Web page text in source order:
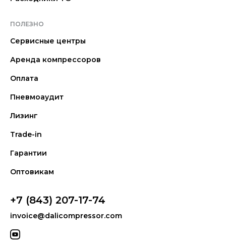
ПОЛЕЗНО
Сервисные центры
Аренда компрессоров
Оплата
Пневмоаудит
Лизинг
Trade-in
Гарантии
Оптовикам
+7 (843) 207-17-74
invoice@dalicompressor.com